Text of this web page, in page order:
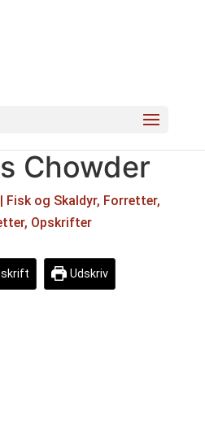
Chowder
| Fisk og Skaldyr, Forretter,
, Opskrifter
Udskriv